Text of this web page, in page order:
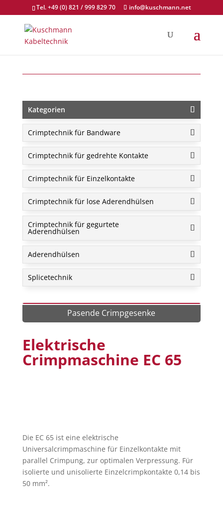
Tel. +49 (0) 821 / 999 829 70 info@kuschmann.net
Kategorien
Crimptechnik für Bandware
Crimptechnik für gedrehte Kontakte
Crimptechnik für Einzelkontakte
Crimptechnik für lose Aderendhülsen
Crimptechnik für gegurtete
Aderendhülsen
Aderendhülsen
Splicetechnik
Pasende Crimpgesenke
Elektrische
Crimpmaschine EC 65
Die EC 65 ist eine elektrische
Universalcrimpmaschine für Einzelkontakte mit
parallel Crimpung, zur optimalen Verpressung. Für
isolierte und unisolierte Einzelcrimpkontakte 0,14 bis
50 mm².